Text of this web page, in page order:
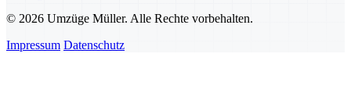
© 2026 Umzüge Müller. Alle Rechte vorbehalten.
Impressum Datenschutz